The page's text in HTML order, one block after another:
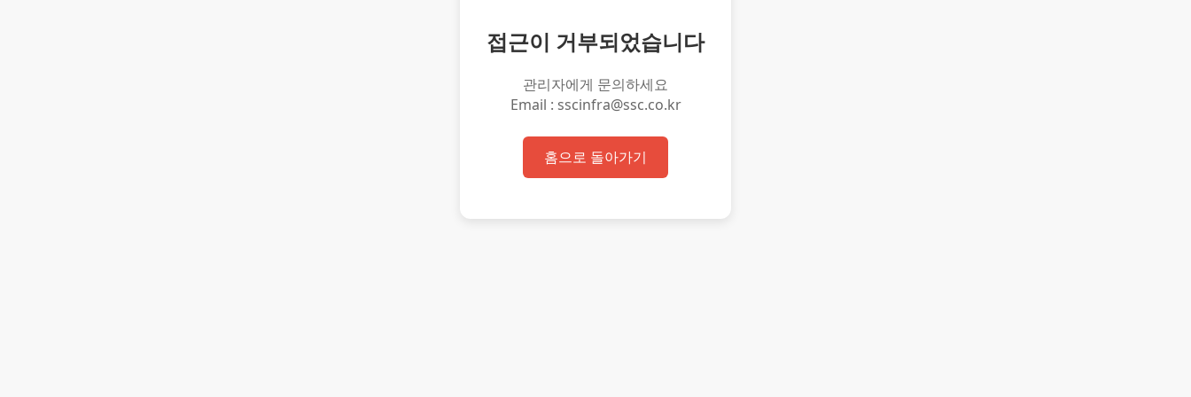
접근이 거부되었습니다
관리자에게 문의하세요
Email : sscinfra@ssc.co.kr
홈으로 돌아가기